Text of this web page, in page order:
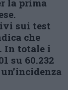
la prima
sui test
che
In totale i
su 60.232